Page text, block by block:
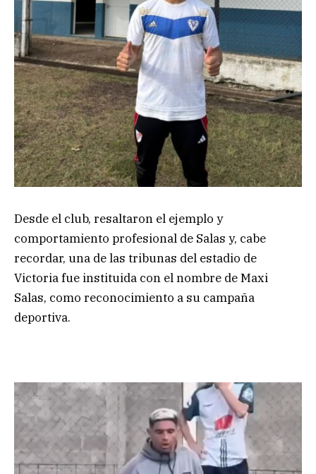
Desde el club, resaltaron el ejemplo y
comportamiento profesional de Salas y, cabe
recordar, una de las tribunas del estadio de
Victoria fue instituida con el nombre de Maxi
Salas, como reconocimiento a su campaña
deportiva.